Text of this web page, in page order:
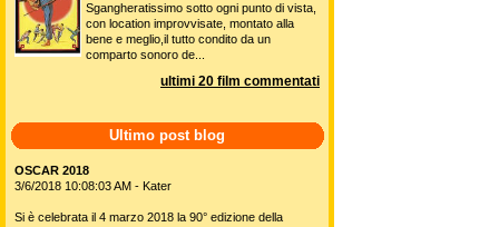
Sgangheratissimo sotto ogni punto di vista,
con location improvvisate, montato alla
bene e meglio,il tutto condito da un
comparto sonoro de...
ultimi 20 film commentati
Ultimo post blog
OSCAR 2018
3/6/2018 10:08:03 AM - Kater
Si è celebrata il 4 marzo 2018 la 90° edizione della